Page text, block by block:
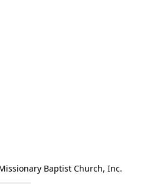
Baptist Church, Inc.